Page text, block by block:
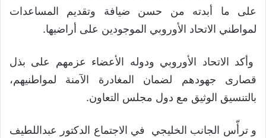
على ما أبدته من حسن ضيافة وتقديم المساعدات
لمواطني الاتحاد الأوروبي الموجودين على أراضيها.
وأكد الاتحاد الأوروبي ودوله الأعضاء عزمهم على بذل
قصارى جهودهم لضمان المغادرة الآمنة لمواطنيهم،
بالتنسيق الوثيق مع دول مجلس التعاون.
و ترأّس الجانب الخليجي في الاجتماع الدكتور عبداللطيف